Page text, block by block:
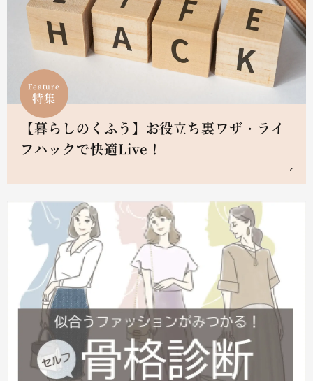
Feature
特集
【暮らしのくふう】お役立ち裏ワザ・ライ
フハックで快適Live！